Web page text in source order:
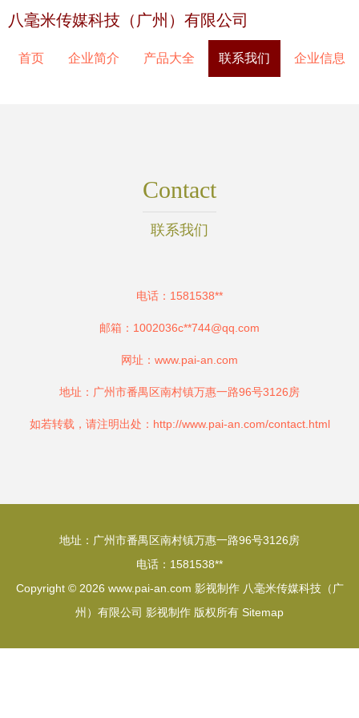
八毫米传媒科技（广州）有限公司
首页 企业简介 产品大全 联系我们 企业信息
Contact
联系我们
电话：1581538**
邮箱：1002036c**744@qq.com
网址： www.pai-an.com
地址：广州市番禺区南村镇万惠一路96号3126房
如若转载，请注明出处：http://www.pai-an.com/contact.html
地址：广州市番禺区南村镇万惠一路96号3126房
电话：1581538**
Copyright © 2026 www.pai-an.com 影视制作 八毫米传媒科技（广
州）有限公司 影视制作 版权所有 Sitemap